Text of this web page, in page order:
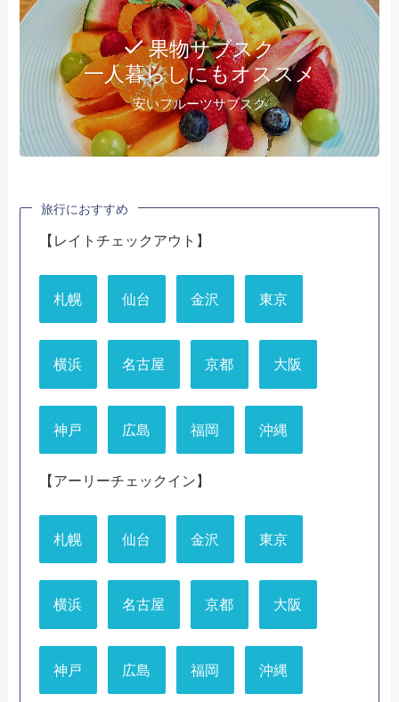
果物サブスク
一人暮らしにもオススメ
安いフルーツサブスク
旅行におすすめ
【レイトチェックアウト】
札幌 仙台 金沢 東京
横浜 名古屋 京都 大阪
神戸 広島 福岡 沖縄
【アーリーチェックイン】
札幌 仙台 金沢 東京
横浜 名古屋 京都 大阪
神戸 広島 福岡 沖縄